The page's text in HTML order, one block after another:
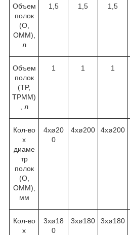
Объем
полок
(O,
OMM),
л
1,5 1,5 1,5
Объем
полок
(TP,
TPMM)
, л
1 1 1
Кол-во
х
диаме
тр
полок
(O,
OMM),
мм
4хø20
0
4хø200 4хø200
Кол-во
х
3хø18
0
3хø180 3хø180